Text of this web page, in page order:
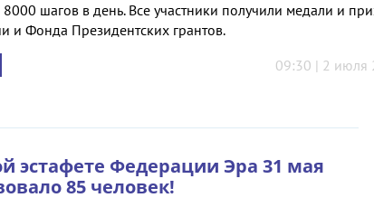
шагов в день. Все участники получили медали и
и Фонда Президентских грантов.
09:30 | 2 июля
эстафете Федерации Эра 31 мая
85 человек!